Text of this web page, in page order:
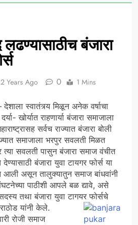
बंजारा
Years Ago 0 1 Mins
देशाला स्वातंत्र्य मिळून अनेक वर्षाचा
खोर्यात राहणार्या बंजारा समाजाला
सर्वच राज्यात बंजारा बोली
समाजाला भरपुर सवलती मिळत
त्या सवलती पासुन बंजारा समाज वंचीत
बंजारा युवा टायगर फोर्स या
असून तालुक्यातुन समाज बांधवांनी
पाठीशी आपले बळ द्यावे, असे
तथा बंजारा युवा टागयर फोर्सचे
यांनी केले.
रोजी समाज